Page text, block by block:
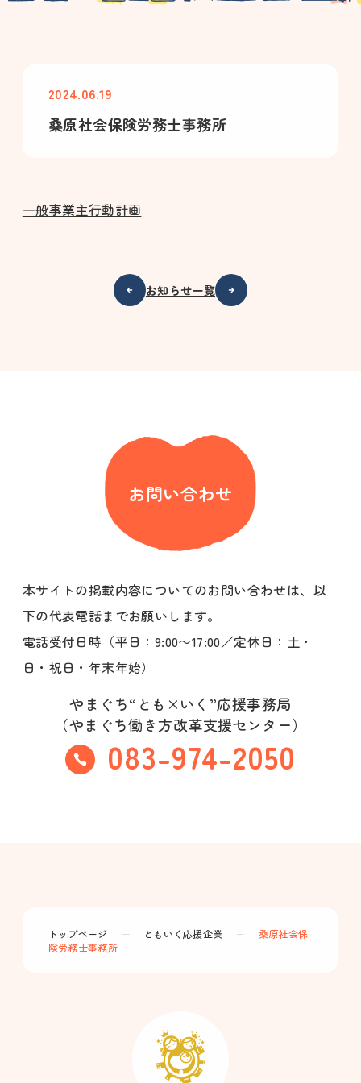
2024.06.19
桑原社会保険労務士事務所
一般事業主行動計画
お知らせ一覧
お問い合わせ
本サイトの掲載内容についてのお問い合わせは、以
下の代表電話までお願いします。
電話受付日時（平日：9:00〜17:00／定休日：土・
日・祝日・年末年始）
やまぐち“とも×いく”応援事務局
（やまぐち働き方改革支援センター）
083-974-2050
トップページ ー ともいく応援企業 ー
桑原社会保
険労務士事務所